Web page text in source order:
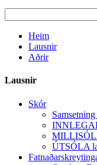
Heim
Lausnir
Aðrir
Lausnir
Skór
ÚTSÓLA